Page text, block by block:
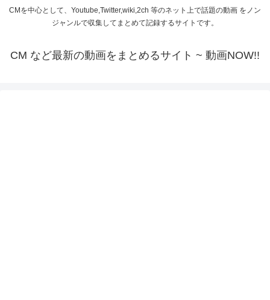
CMを中心として、Youtube,Twitter,wiki,2ch 等のネット上で話題の動画 をノン
ジャンルで収集してまとめて記録するサイトです。
CM など最新の動画をまとめるサイト ~ 動画NOW!!